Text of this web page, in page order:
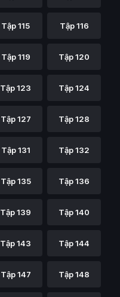
Tập 115 Tập 116
Tập 119 Tập 120
Tập 123 Tập 124
Tập 127 Tập 128
Tập 131 Tập 132
Tập 135 Tập 136
Tập 139 Tập 140
Tập 143 Tập 144
Tập 147 Tập 148